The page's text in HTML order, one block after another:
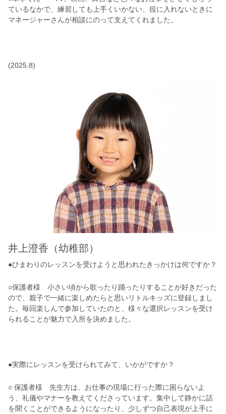
ているなかで、練習しても上手くいかない、役に入れないときに
マネージャーさんが相談にのって支えてくれました。
(2025.8)
井上澄香（幼稚部）
●ひまわりのレッスンを受けようと思われたきっかけは何ですか？
○保護者様 小さい頃から歌ったり踊ったりすることが好きだった
ので、親子で一緒に楽しめたらと思いリトルキッズに登録しまし
た。毎回楽しんで参加していたのと、様々な選択レッスンを受け
られることが魅力で入所を決めました。
●実際にレッスンを受けられてみて、いかがですか？
○ 保護者様 先生方は、お仕事の現場に行った際に困らないよ
う、礼儀やマナーを教えてくださっています。集中して静かに話
を聞くことができるようになったり、少しずつ自己表現が上手に